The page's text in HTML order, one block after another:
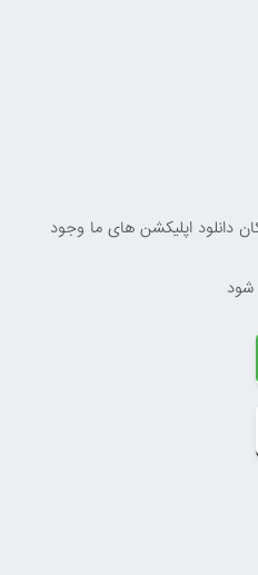
دانلود اپلیکشن های ما وجود